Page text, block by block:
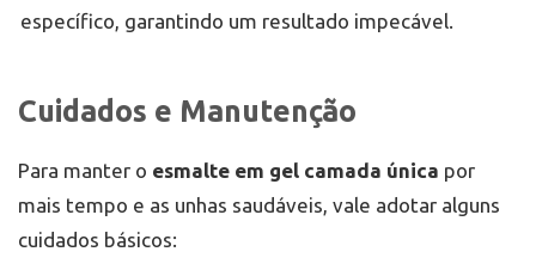
específico, garantindo um resultado impecável.
Cuidados e Manutenção
Para manter o esmalte em gel camada única por
mais tempo e as unhas saudáveis, vale adotar alguns
cuidados básicos: